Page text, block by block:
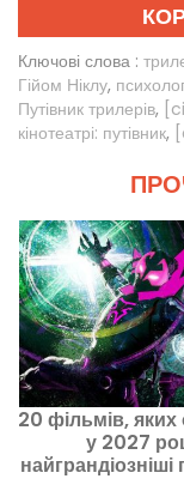
Ключові слова :
Гійом Ніклу,
Путівник трилерів,
кінотеатрі: путівник,
20 фільмів, яких
у 2027
найграндіозніші